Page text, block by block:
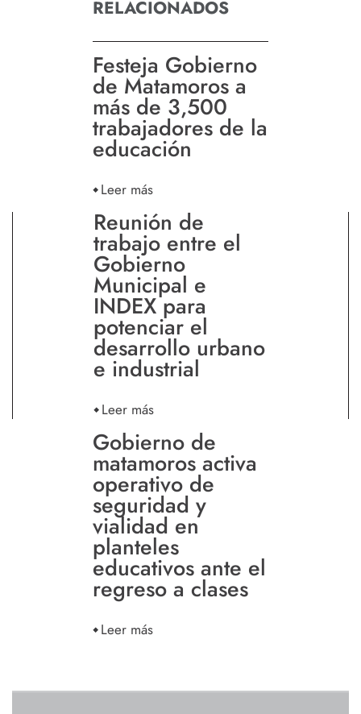
RELACIONADOS
Festeja Gobierno
de Matamoros a
más de 3,500
trabajadores de la
educación
Leer más
Reunión de
trabajo entre el
Gobierno
Municipal e
INDEX para
potenciar el
desarrollo urbano
e industrial
Leer más
Gobierno de
matamoros activa
operativo de
seguridad y
vialidad en
planteles
educativos ante el
regreso a clases
Leer más